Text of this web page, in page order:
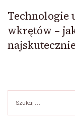
Technologie
wkrętów –